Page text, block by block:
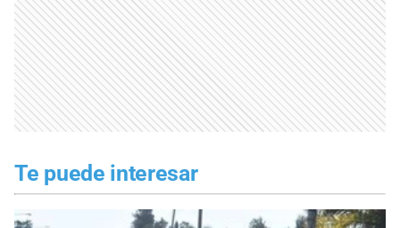
Te puede interesar